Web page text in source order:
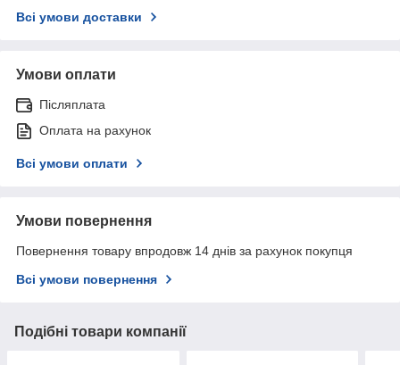
Всі умови доставки
Умови оплати
Післяплата
Оплата на рахунок
Всі умови оплати
Умови повернення
Повернення товару впродовж 14 днів за рахунок покупця
Всі умови повернення
Подібні товари компанії